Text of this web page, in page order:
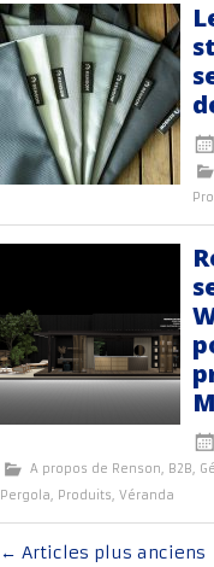
A propos de Renson, B2B,
Pergola, Produits, Véranda
Navigation
← Articles plus anciens